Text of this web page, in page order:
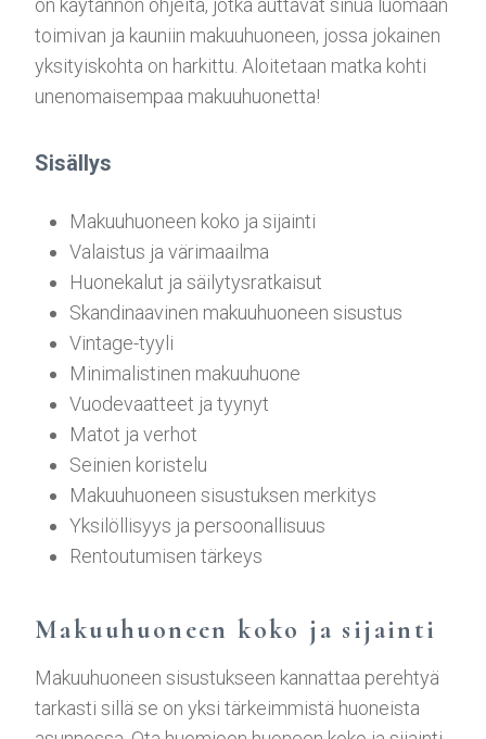
on käytännön ohjeita, jotka auttavat sinua luomaan
toimivan ja kauniin makuuhuoneen, jossa jokainen
yksityiskohta on harkittu. Aloitetaan matka kohti
unenomaisempaa makuuhuonetta!
Sisällys
Makuuhuoneen koko ja sijainti
Valaistus ja värimaailma
Huonekalut ja säilytysratkaisut
Skandinaavinen makuuhuoneen sisustus
Vintage-tyyli
Minimalistinen makuuhuone
Vuodevaatteet ja tyynyt
Matot ja verhot
Seinien koristelu
Makuuhuoneen sisustuksen merkitys
Yksilöllisyys ja persoonallisuus
Rentoutumisen tärkeys
Makuuhuoneen koko ja sijainti
Makuuhuoneen sisustukseen kannattaa perehtyä
tarkasti sillä se on yksi tärkeimmistä huoneista